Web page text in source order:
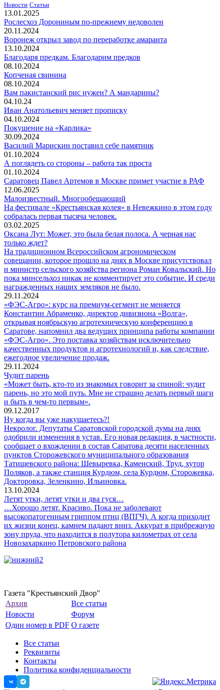
Новости Статьи
13.01.2025
Рослесхоз Дорониным по-прежнему недоволен
20.11.2024
Воронеж открыл завод по переработке амаранта
13.10.2024
Благодаря предкам. Благодарим предков
08.10.2024
Копченая свинина
08.10.2024
Вам пакистанский рис нужен? А мандарины?
04.10.24
Иван Анатольевич меняет прописку
04.10.2024
Покушение на «Карлика»
30.09.2024
Василий Марискин поставил себе памятник
01.10.2024
А поглядеть со стороны – работа так проста
01.10.2024
Саратовец Павел Артемов в Москве примет участие в РАФ
12.06.2025
Малоизвестный. Многообещающий
На фестивале «Крестьянская колея» в Невежкино в этом году
собралась первая тысяча человек.
03.02.2025
Оксана Лут: Может, это была белая полоса. А черная нас
только ждет?
На традиционном Всероссийском агрономическом
совещании, которое прошло на днях в Москве присутствовал
и министр сельского хозяйства региона Роман Ковальский. Но
пока минсельхоз никак не комментирует это событие. И среди
награжденных наших земляков не было.
29.11.2024
«ФЭС-Агро»: курс на премиум-сегмент не меняется
Константин Абраменко, директор дивизиона «Волга»,
открывая ноябрьскую агротехническую конференцию в
Саратове, напомнил два ведущих принципа работы компании
«ФЭС-Агро». Это поставка хозяйствам исключительно
качественных продуктов и агротехнологий и, как следствие,
ежегодное увеличение продаж.
29.11.2024
Чудит парень
«Может быть, кто-то из знакомых говорит за спиной: чудит
парень, но это мой путь. Мне не страшно делать первый шаги
и быть в чем-то первым».
09.12.2017
Ну когда вы уже накушаетесь?!
Некролог. Депутаты Саратовской городской думы на днях
одобрили изменения в устав. Его новая редакция, в частности,
сообщает о вхождении в состав Саратова десяти населенных
пунктов Сторожевского муниципального образования
Татищевского района: Шевыревка, Каменский, Труд, хутор
Поляков, а также станция Курдюм, села Курдюм, Сторожевка,
Докторовка, Зеленкино, Ильиновка.
13.10.2024
Летят утки, летят утки и два гуся…
…Хорошо летят. Красиво. Пока не заболевают
высокопатогенным гриппом птиц (ВПГЧ). А когда приходит
их жизни конец, камнем падают вниз. Аккурат в прибрежную
зону пруда, что находится в полутора километрах от села
Новозахаркино Петровского района
Газета "Крестьянский Двор"
Архив
Все статьи
Новости
Форум
Один номер в PDF О газете
Все статьи
Реквизиты
Контакты
Политика конфиденциальности